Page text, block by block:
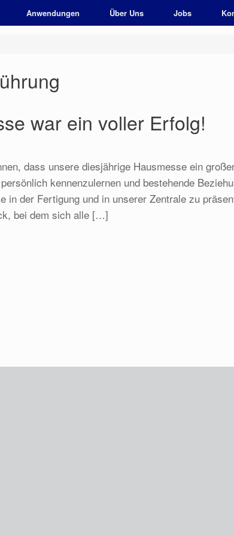
Anwendungen Über Uns Jobs
war ein voller Erfolg!
dass unsere diesjährige Hausmesse ein
kennenzulernen und bestehende
in der Fertigung und in unserer Zentrale zu
bei dem sich alle […]